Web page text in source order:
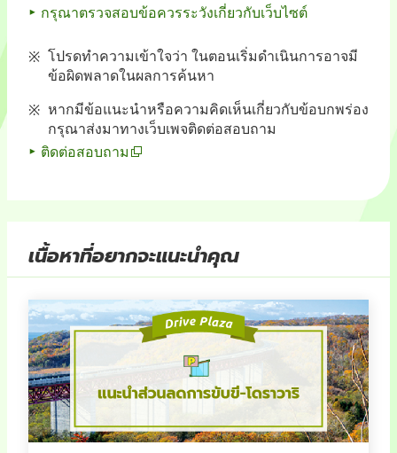
กรุณาตรวจสอบข้อควรระวังเกี่ยวกับเว็บไซต์
โปรดทำความเข้าใจว่า ในตอนเริ่มดำเนินการอาจมี
ข้อผิดพลาดในผลการค้นหา
หากมีข้อแนะนำหรือความคิดเห็นเกี่ยวกับข้อบกพร่อง
กรุณาส่งมาทางเว็บเพจติดต่อสอบถาม
ติดต่อสอบถาม
เนื้อหาที่อยากจะแนะนำคุณ